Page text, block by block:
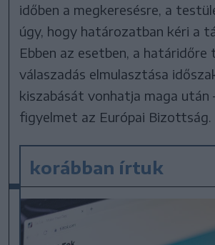
időben a megkeresésre, a
úgy, hogy határozatban kéri a
Ebben az esetben, a
válaszadás elmulasztása
kiszabását vonhatja maga után
figyelmet az Európai Bizottság.
korábban írtuk